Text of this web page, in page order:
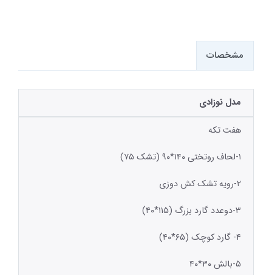
مشخصات
مدل نوزادی
هفت تکه
۱-لحاف روتختی ۱۴۰*۹۰ (تشک ۷۵)
۲-رویه تشک کش دوزی
۳-دوعدد گارد بزرگ (۱۱۵*۴۰)
۴- گارد کوچک (۶۵*۴۰)
۵-بالش ۳۰*۴۰